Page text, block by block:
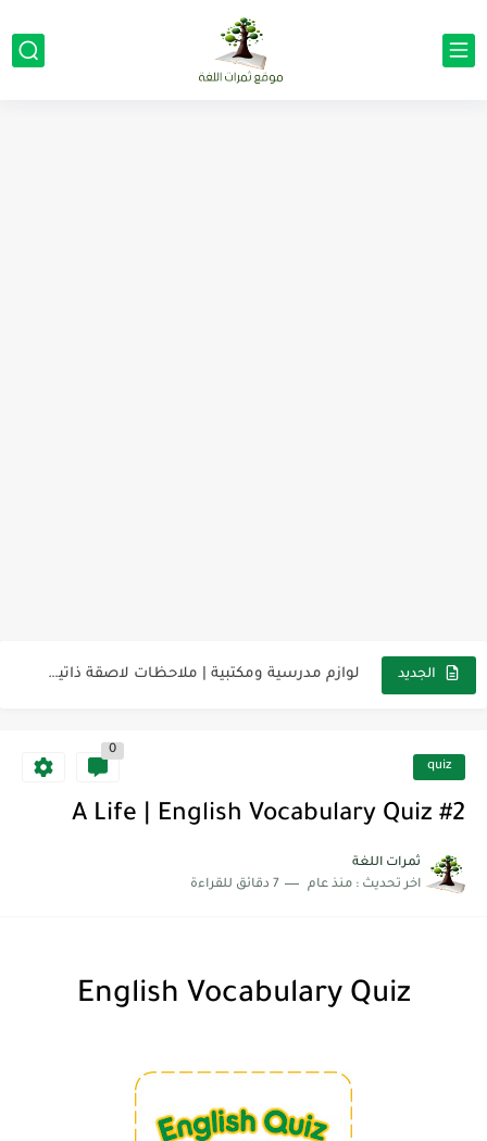
الجديد لوازم مدرسية ومكتبية | ملاحظات لاصقة ذاتية على شكل قلب...
quiz
0
A Life | English Vocabulary Quiz #2
ثمرات اللغة
اخر تحديث : منذ عام 7 دقائق للقراءة
English Vocabulary Quiz